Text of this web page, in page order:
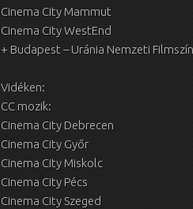
Cinema City Mammut
Cinema City WestEnd
+ Budapest – Uránia Nemzeti
Vidéken:
CC mozik:
Cinema City Debrecen
Cinema City Győr
Cinema City Miskolc
Cinema City Pécs
Cinema City Szeged